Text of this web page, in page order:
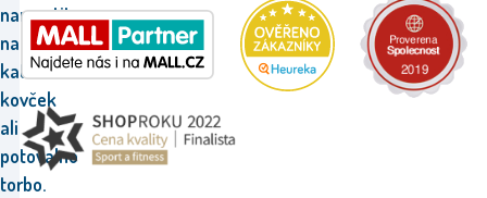
namestitev
na
katerikoli
kovček
ali
potovalno
torbo.